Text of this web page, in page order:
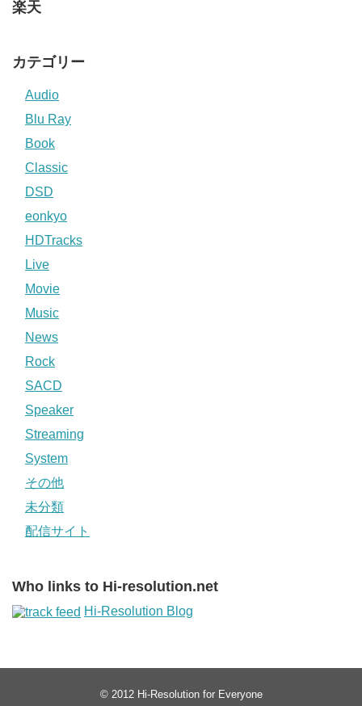
楽天
カテゴリー
Audio
Blu Ray
Book
Classic
DSD
eonkyo
HDTracks
Live
Movie
Music
News
Rock
SACD
Speaker
Streaming
System
その他
未分類
配信サイト
Who links to Hi-resolution.net
Hi-Resolution Blog
© 2012 Hi-Resolution for Everyone